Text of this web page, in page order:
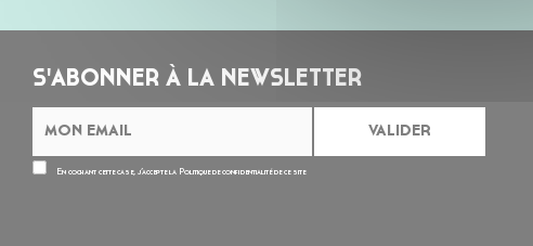
S'ABONNER À LA NEWSLETTER
En cochant cette case, j’accepte la Politique de confidentialitéde ce site